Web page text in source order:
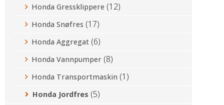
Honda Gressklippere (12)
Honda Snøfres (17)
Honda Aggregat (6)
Honda Vannpumper (8)
Honda Transportmaskin (1)
Honda Jordfres (5)